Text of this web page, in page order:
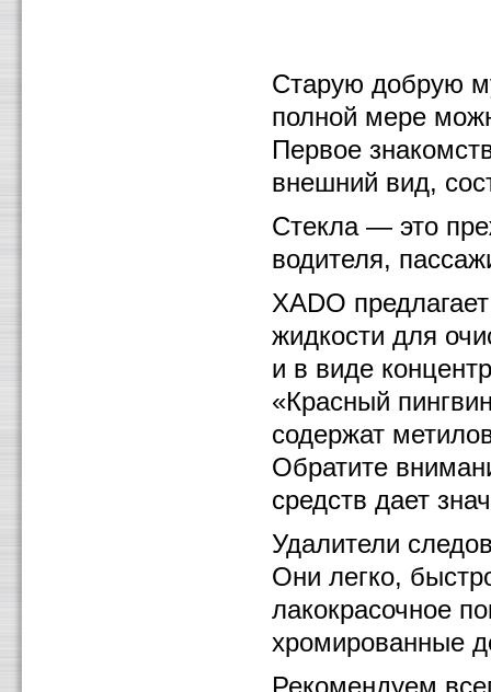
Старую добрую
полной мере
Первое
внешний вид,
Стекла — это
водителя,
ХАDО
жидкости для
и в виде
«Красный
содержат
Обратите
средств дает
Удалители
Они легко,
лакокрасочное
хромированные
Рекомендуем